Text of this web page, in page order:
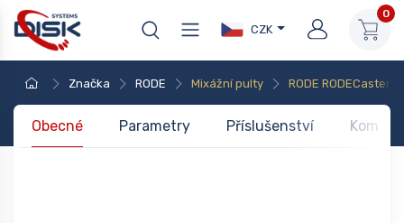
CZK
0
Značka RODE Mixážní pulty RODE RODECaster
Obecné Parametry Příslušenství